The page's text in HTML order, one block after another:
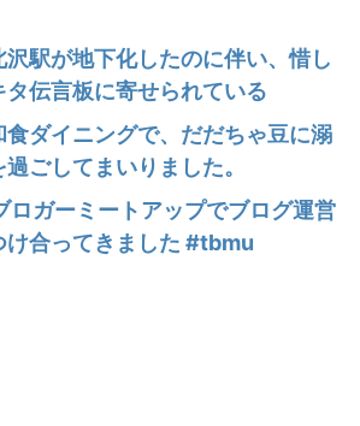
駅が地下化したのに伴い、惜し
タ伝言板に寄せられている
食ダイニングで、だだちゃ豆に溺
ごしてまいりました。
ロガーミートアップでブログ運営
け合ってきました #tbmu